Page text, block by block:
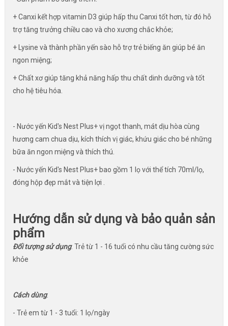
+ Canxi kết hợp vitamin D3 giúp hấp thu Canxi tốt hơn, từ đó hỗ
trợ tăng trưởng chiều cao và cho xương chắc khỏe;
+ Lysine và thành phần yến sào hỗ trợ trẻ biếng ăn giúp bé ăn
ngon miệng;
+ Chất xơ giúp tăng khả năng hấp thu chất dinh dưỡng và tốt
cho hệ tiêu hóa.
- Nước yến Kid's Nest Plus+ vị ngọt thanh, mát dịu hòa cùng
hương cam chua dịu, kích thích vị giác, khứu giác cho bé những
bữa ăn ngon miệng và thích thú.
- Nước yến Kid's Nest Plus+ bao gồm 1 lọ với thể tích 70ml/lọ,
đóng hộp đẹp mắt và tiện lợi .
Hướng dẫn sử dụng và bảo quản sản
phẩm
Đối tượng sử dụng: Trẻ từ 1 - 16 tuổi có nhu cầu tăng cường sức
khỏe
Cách dùng:
- Trẻ em từ 1 - 3 tuổi: 1 lọ/ngày